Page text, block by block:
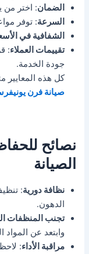
الضمان: اختر من
السرعة: توفر
الشفافية في
تقييمات العملاء:
جودة الخدمة.
كل هذه
صيانة فرن
نصائح
الصيانة
نظافة دورية:
الدهون.
تجنب المنظفات
وابتعد عن
مراقبة الأداء: